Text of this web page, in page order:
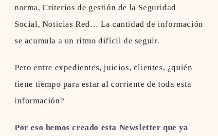
norma, Criterios de gestión de la Seguridad
Social, Noticias Red… La cantidad de información
se acumula a un ritmo difícil de seguir.
Pero entre expedientes, juicios, clientes, ¿quién
tiene tiempo para estar al corriente de toda esta
información?
Por eso hemos creado esta Newsletter que ya